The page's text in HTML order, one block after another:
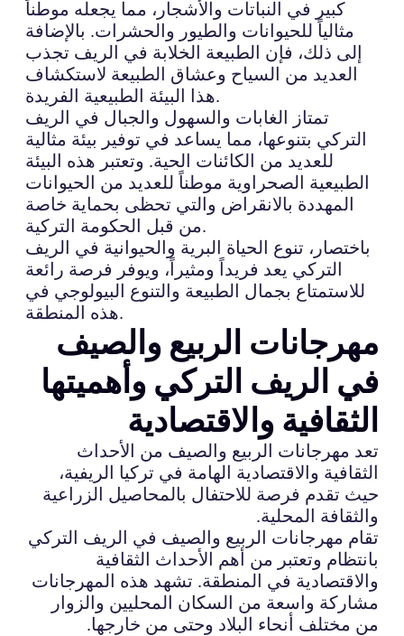
كبير في النباتات والأشجار، مما يجعله موطناً
مثالياً للحيوانات والطيور والحشرات. بالإضافة
إلى ذلك، فإن الطبيعة الخلابة في الريف تجذب
العديد من السياح وعشاق الطبيعة لاستكشاف
هذا البيئة الطبيعية الفريدة.
تمتاز الغابات والسهول والجبال في الريف
التركي بتنوعها، مما يساعد في توفير بيئة مثالية
للعديد من الكائنات الحية. وتعتبر هذه البيئة
الطبيعية الصحراوية موطناً للعديد من الحيوانات
المهددة بالانقراض والتي تحظى بحماية خاصة
من قبل الحكومة التركية.
باختصار، تنوع الحياة البرية والحيوانية في الريف
التركي يعد فريداً ومثيراً، ويوفر فرصة رائعة
للاستمتاع بجمال الطبيعة والتنوع البيولوجي في
هذه المنطقة.
مهرجانات الربيع والصيف
في الريف التركي وأهميتها
الثقافية والاقتصادية
تعد مهرجانات الربيع والصيف من الأحداث
الثقافية والاقتصادية الهامة في تركيا الريفية،
حيث تقدم فرصة للاحتفال بالمحاصيل الزراعية
والثقافة المحلية.
تقام مهرجانات الربيع والصيف في الريف التركي
بانتظام وتعتبر من أهم الأحداث الثقافية
والاقتصادية في المنطقة. تشهد هذه المهرجانات
مشاركة واسعة من السكان المحليين والزوار
من مختلف أنحاء البلاد وحتى من خارجها.